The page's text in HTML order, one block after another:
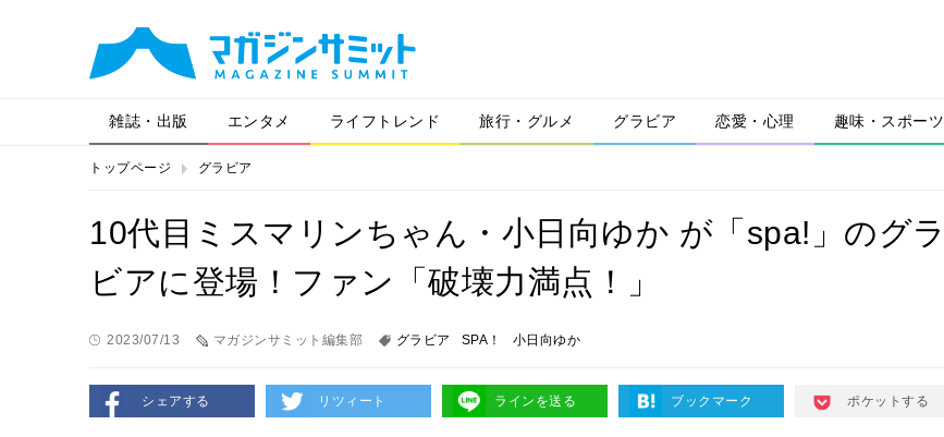
雑誌・出版 エンタメ ライフトレンド 旅行・グルメ グラビア 恋愛・心理 趣味・スポーツ
トップページ グラビア
10代目ミスマリンちゃん・小日向ゆか が「spa!」のグラ
ビアに登場！ファン「破壊力満点！」
2023/07/13 マガジンサミット編集部 グラビア SPA！ 小日向ゆか
シェアする リツィート ラインを送る ブックマーク ポケットする